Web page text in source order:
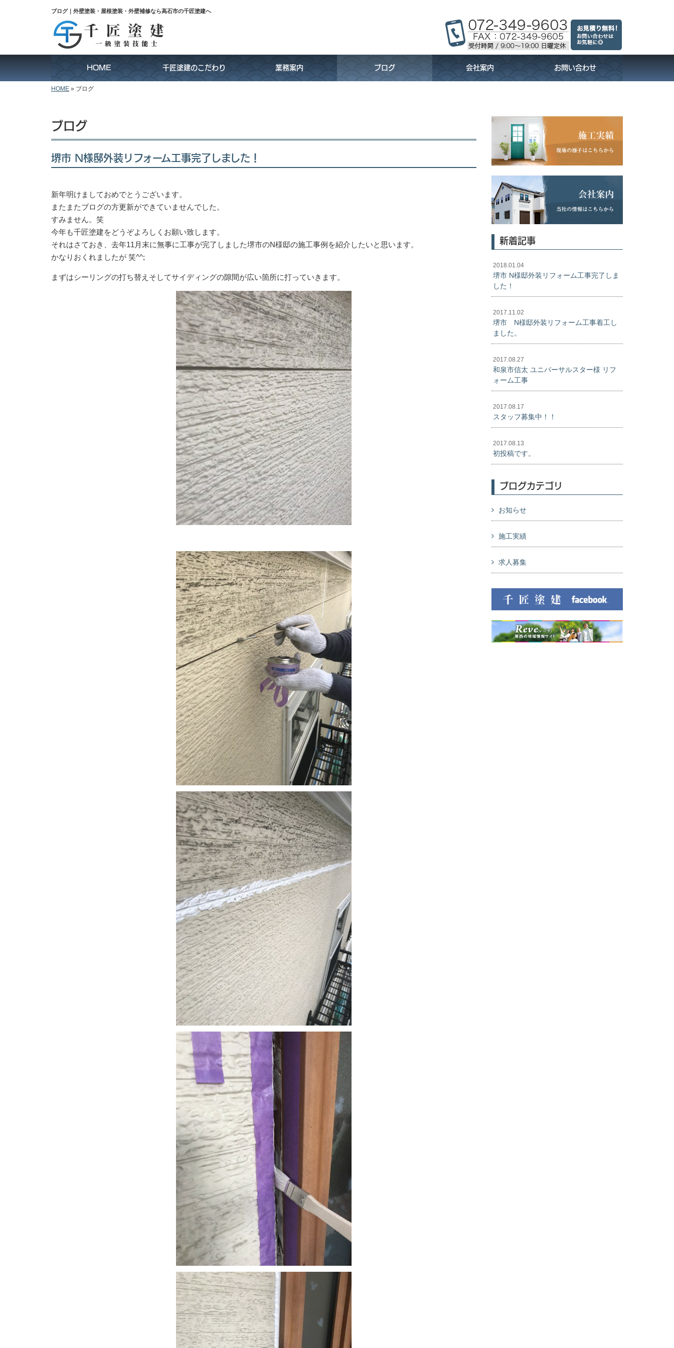
ブログ｜外壁塗装・屋根塗装・外壁補修なら高石市の千匠塗建へ
HOME 千匠塗建のこだわり 業務案内 ブログ 会社案内 お問い合わせ
HOME » ブログ
ブログ
堺市 N様邸外装リフォーム工事完了しました！
新年明けましておめでとうございます。
またまたブログの方更新ができていませんでした。
すみません。笑
今年も千匠塗建をどうぞよろしくお願い致します。
それはさておき、去年11月末に無事に工事が完了しました堺市のN様邸の施工事例を紹介したいと思います。
かなりおくれましたが 笑^^;
まずはシーリングの打ち替えそしてサイディングの隙間が広い箇所に打っていきます。
新着記事
2018.01.04
堺市 N様邸外装リフォーム工事完了しま
した！
2017.11.02
堺市 N様邸外装リフォーム工事着工し
ました。
2017.08.27
和泉市信太 ユニバーサルスター様 リフ
ォーム工事
2017.08.17
スタッフ募集中！！
2017.08.13
初投稿です。
ブログカテゴリ
お知らせ
施工実績
求人募集